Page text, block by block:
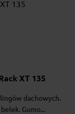
XT 135
dachowych.
Gumo...